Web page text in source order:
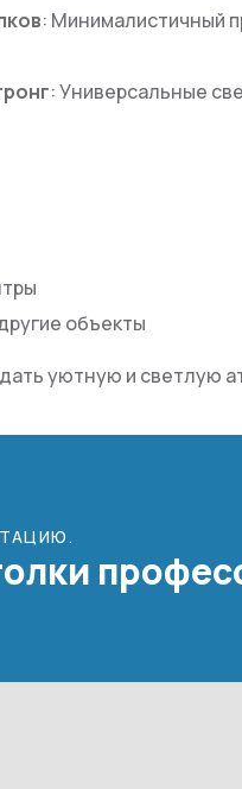
: Минималистичный
: Универсальные
объекты
уютную и светлую